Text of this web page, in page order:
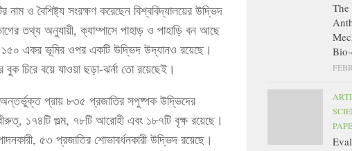
ও বৈশিষ্ট্য সংরক্ষণ করেছেন বিশ্ববিদ্যালয়ের উদ্ভিদ
তথ্য অনুযায়ী, ক্যাম্পাসে পাহাড় ও পাহাড়ি বন আছে
একর ভূমির ওপর একটি উদ্ভিদ উদ্যানও রয়েছে।
চিরে বয়ে যাওয়া ছড়া-ঝর্না তো রয়েছেই।
অন্তর্ভুক্ত প্রায় ৮৩৫ প্রজাতির সপুষ্পক উদ্ভিদের
১৭৪টি গুল্ম, ৭৮টি আরোহী এবং ১৮৭টি বৃক্ষ রয়েছে।
৫৩ প্রজাতির শোভাবর্ধনকারী উদ্ভিদ রয়েছে।